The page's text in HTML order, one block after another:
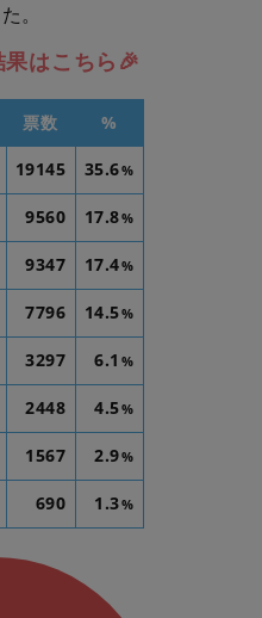
。
はこちら🎉
票数 %
19145 35.6%
9560 17.8%
9347 17.4%
7796 14.5%
3297 6.1 %
2448 4.5%
1567 2.9%
690 1.3%